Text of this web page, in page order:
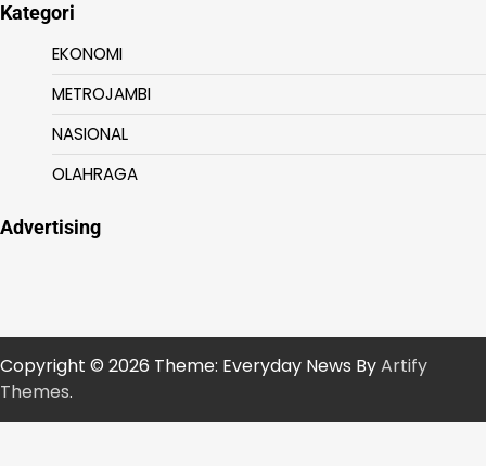
Kategori
EKONOMI
METROJAMBI
NASIONAL
OLAHRAGA
Advertising
Copyright © 2026 Theme: Everyday News ByArtify
Themes.